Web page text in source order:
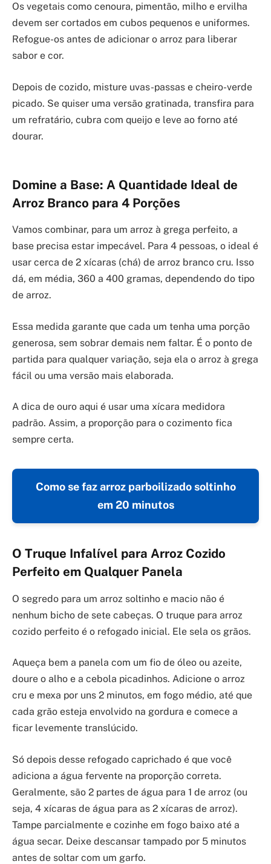
Os vegetais como cenoura, pimentão, milho e ervilha
devem ser cortados em cubos pequenos e uniformes.
Refogue-os antes de adicionar o arroz para liberar
sabor e cor.
Depois de cozido, misture uvas-passas e cheiro-verde
picado. Se quiser uma versão gratinada, transfira para
um refratário, cubra com queijo e leve ao forno até
dourar.
Domine a Base: A Quantidade Ideal de
Arroz Branco para 4 Porções
Vamos combinar, para um arroz à grega perfeito, a
base precisa estar impecável. Para 4 pessoas, o ideal é
usar cerca de 2 xícaras (chá) de arroz branco cru. Isso
dá, em média, 360 a 400 gramas, dependendo do tipo
de arroz.
Essa medida garante que cada um tenha uma porção
generosa, sem sobrar demais nem faltar. É o ponto de
partida para qualquer variação, seja ela o arroz à grega
fácil ou uma versão mais elaborada.
A dica de ouro aqui é usar uma xícara medidora
padrão. Assim, a proporção para o cozimento fica
sempre certa.
Como se faz arroz parboilizado soltinho
em 20 minutos
O Truque Infalível para Arroz Cozido
Perfeito em Qualquer Panela
O segredo para um arroz soltinho e macio não é
nenhum bicho de sete cabeças. O truque para arroz
cozido perfeito é o refogado inicial. Ele sela os grãos.
Aqueça bem a panela com um fio de óleo ou azeite,
doure o alho e a cebola picadinhos. Adicione o arroz
cru e mexa por uns 2 minutos, em fogo médio, até que
cada grão esteja envolvido na gordura e comece a
ficar levemente translúcido.
Só depois desse refogado caprichado é que você
adiciona a água fervente na proporção correta.
Geralmente, são 2 partes de água para 1 de arroz (ou
seja, 4 xícaras de água para as 2 xícaras de arroz).
Tampe parcialmente e cozinhe em fogo baixo até a
água secar. Deixe descansar tampado por 5 minutos
antes de soltar com um garfo.